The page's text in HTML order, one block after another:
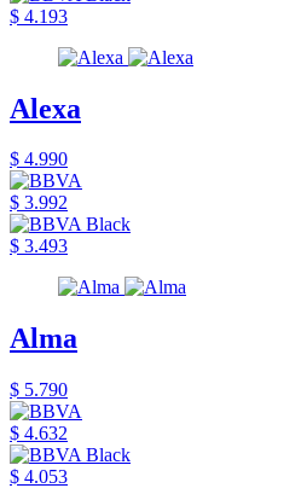
$ 4.193
Alexa
$ 4.990
$ 3.992
$ 3.493
Alma
$ 5.790
$ 4.632
$ 4.053